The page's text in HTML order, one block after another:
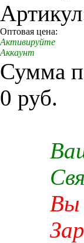
Оптовая цена:
Активируйте
Аккаунт
Сумма
0 руб.
Вы